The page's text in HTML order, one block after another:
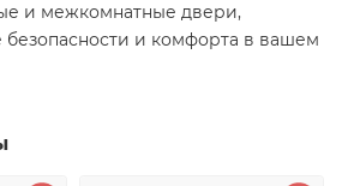
и межкомнатные двери,
и комфорта в вашем